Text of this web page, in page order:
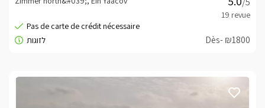
Dès- ₪1800